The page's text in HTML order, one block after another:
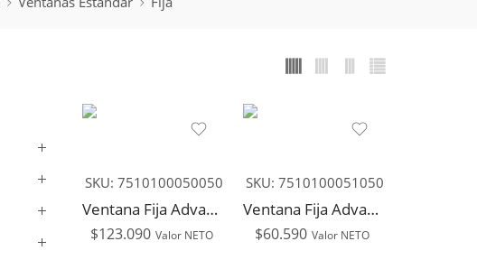
SKU: 7510100050050
Ventana Fija Advance Termopanel 120x70cm
$123.090 Valor NETO
SKU: 7510100051050
Ventana Fija Advance Vidrio Simple 120x70cm
$60.590 Valor NETO